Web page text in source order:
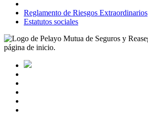
Reglamento de Riesgos Extraordinarios
Estatutos sociales